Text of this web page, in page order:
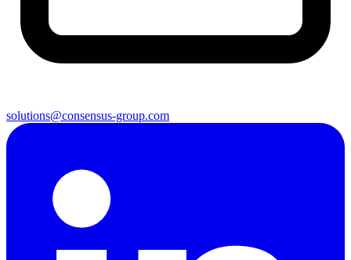
solutions@consensus-group.com